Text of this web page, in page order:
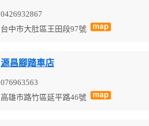
0426932867
台中市大肚區王田段97號
源昌腳踏車店
076963563
高雄市路竹區延平路46號